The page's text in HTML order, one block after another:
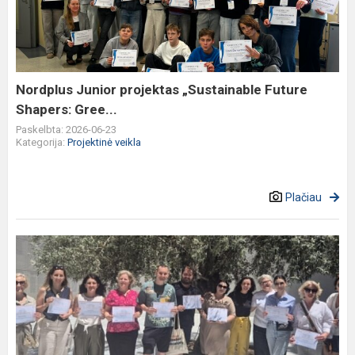
„Sustainable
Future
Shapers:
Gree...
Nordplus Junior projektas „Sustainable Future
Shapers: Gree...
Paskelbta: 2026-06-23
Kategorija: Projektinė veikla
Plačiau
Mokymasis
ateičiai:
Dainų
progimnazijos
mokytojos
gilino